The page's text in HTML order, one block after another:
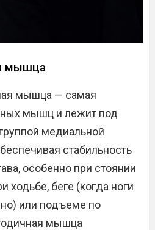
мышца
мышца — самая
мышц и лежит под
медиальной
стабильность
особенно при стоянии
ходьбе, беге (когда ноги
или подъеме по
мышца